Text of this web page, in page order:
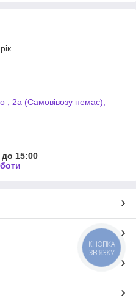
, 2а (Самовівозу немає),
до 15:00
КНОПКА
ЗВ'ЯЗКУ